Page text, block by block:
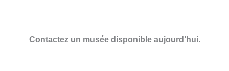
Contactez un musée disponible aujourd’hui.